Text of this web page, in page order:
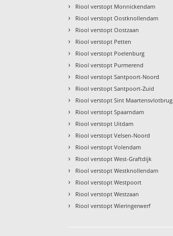
› Riool verstopt Monnickendam
› Riool verstopt Oostknollendam
› Riool verstopt Oostzaan
› Riool verstopt Petten
› Riool verstopt Poelenburg
› Riool verstopt Purmerend
› Riool verstopt Santpoort-Noord
› Riool verstopt Santpoort-Zuid
› Riool verstopt Sint Maartensvlotbrug
› Riool verstopt Spaarndam
› Riool verstopt Uitdam
› Riool verstopt Velsen-Noord
› Riool verstopt Volendam
› Riool verstopt West-Graftdijk
› Riool verstopt Westknollendam
› Riool verstopt Westpoort
› Riool verstopt Westzaan
› Riool verstopt Wieringerwerf